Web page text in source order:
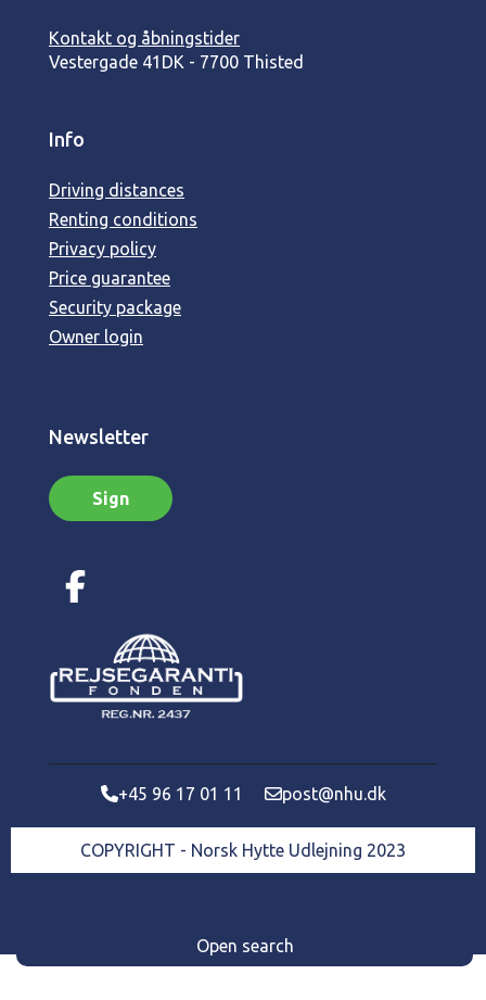
Open search
Kontakt og åbningstider
Vestergade 41 DK - 7700 Thisted
Info
Driving distances
Renting conditions
Privacy policy
Price guarantee
Security package
Owner login
Newsletter
Sign
+45 96 17 01 11 post@nhu.dk
COPYRIGHT - Norsk Hytte Udlejning 2023